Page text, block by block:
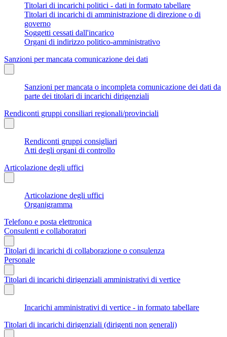
Titolari di incarichi politici - dati in formato tabellare
Titolari di incarichi di amministrazione di direzione o di
governo
Soggetti cessati dall'incarico
Organi di indirizzo politico-amministrativo
Sanzioni per mancata comunicazione dei dati
Sanzioni per mancata o incompleta comunicazione dei dati da
parte dei titolari di incarichi dirigenziali
Rendiconti gruppi consiliari regionali/provinciali
Rendiconti gruppi consigliari
Atti degli organi di controllo
Articolazione degli uffici
Articolazione degli uffici
Organigramma
Telefono e posta elettronica
Consulenti e collaboratori
Titolari di incarichi di collaborazione o consulenza
Personale
Titolari di incarichi dirigenziali amministrativi di vertice
Incarichi amministrativi di vertice - in formato tabellare
Titolari di incarichi dirigenziali (dirigenti non generali)